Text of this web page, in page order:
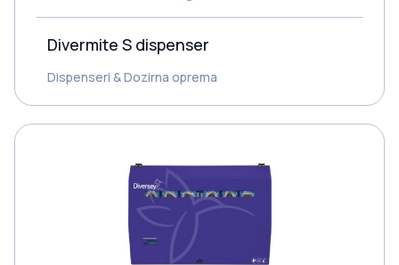
Divermite S dispenser
Dispenseri & Dozirna oprema